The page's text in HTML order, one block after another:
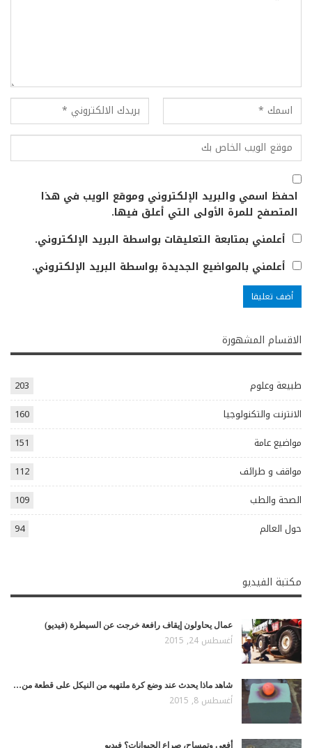
احفظ اسمي والبريد الإلكتروني وموقع الويب في هذا
المتصفح للمرة الأولى التي أعلق فيها.
أعلمني بمتابعة التعليقات بواسطة البريد الإلكتروني.
أعلمني بالمواضيع الجديدة بواسطة البريد الإلكتروني.
الاقسام المشهورة
طبيعة وعلوم
203
الانترنت والتكنولوجيا
160
مواضيع عامة
151
مواقف و طرائف
112
الصحة والطب
109
حول العالم
94
مكتبة الفيديو
عمال يحاولون إيقاف رافعة خرجت عن السيطرة (فيديو)
أغسطس 24, 2015
شاهد ماذا يحدث عند وضع كرة ملتهبه من النيكل على قطعة من…
أغسطس 8, 2015
أفعى وتمساح، صراع الحيوانات؟ فيديو